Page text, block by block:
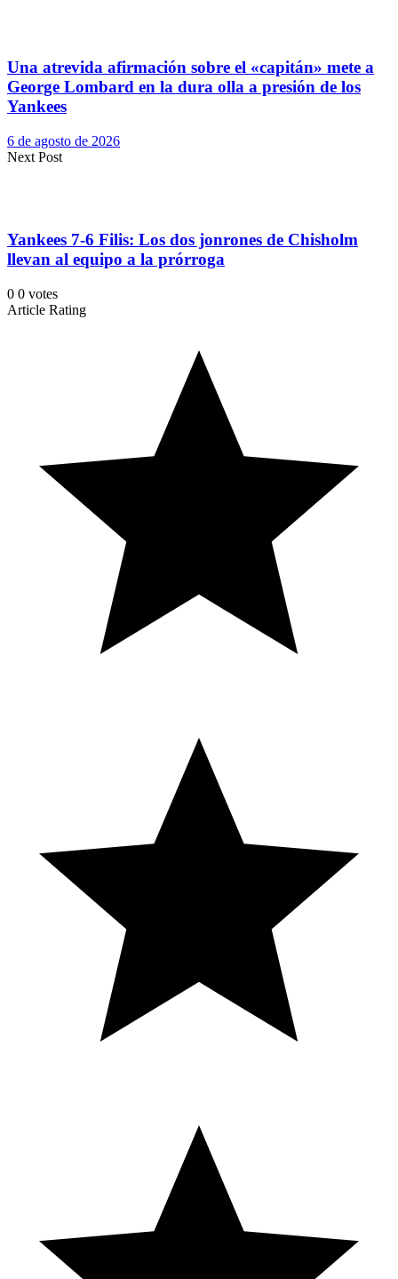
Una atrevida afirmación sobre el «capitán» mete a
George Lombard en la dura olla a presión de los
Yankees
6 de agosto de 2026
Next Post
Yankees 7-6 Filis: Los dos jonrones de Chisholm
llevan al equipo a la prórroga
0 0 votes
Article Rating